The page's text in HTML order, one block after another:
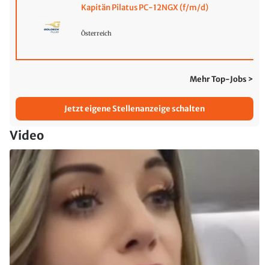
Kapitän Pilatus PC-12NGX (f/m/d)
Österreich
Mehr Top-Jobs >
Jetzt eigene Stellenanzeige schalten
Video